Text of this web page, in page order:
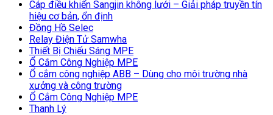
Cáp điều khiển Sangjin không lưới – Giải pháp truyền tín
hiệu cơ bản, ổn định
Đồng Hồ Selec
Relay Điện Tử Samwha
Thiết Bị Chiếu Sáng MPE
Ổ Cắm Công Nghiệp MPE
Ổ cắm công nghiệp ABB – Dùng cho môi trường nhà
xưởng và công trường
Ổ Cắm Công Nghiệp MPE
Thanh Lý